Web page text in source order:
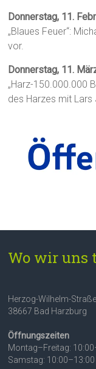
Donnerstag, 11.
„Blaues Feuer“:
vor.
Donnerstag, 11.
„Harz-150.000.000
des Harzes mit Lars
Wo wir uns
Herzog-Wilhelm-
38667 Bad Harzburg
Öffnungszeiten
Montag–Freitag:
Samstag: 10:00–13:00